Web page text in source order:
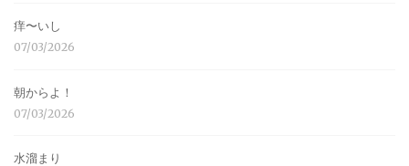
痒〜いし
07/03/2026
朝からよ！
07/03/2026
水溜まり